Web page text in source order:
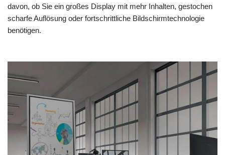
davon, ob Sie ein großes Display mit mehr Inhalten, gestochen
scharfe Auflösung oder fortschrittliche Bildschirmtechnologie
benötigen.